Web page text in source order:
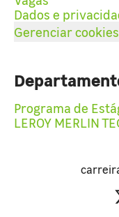
Dados e
Gerenciar cookies
Programa de
LEROY MERLIN